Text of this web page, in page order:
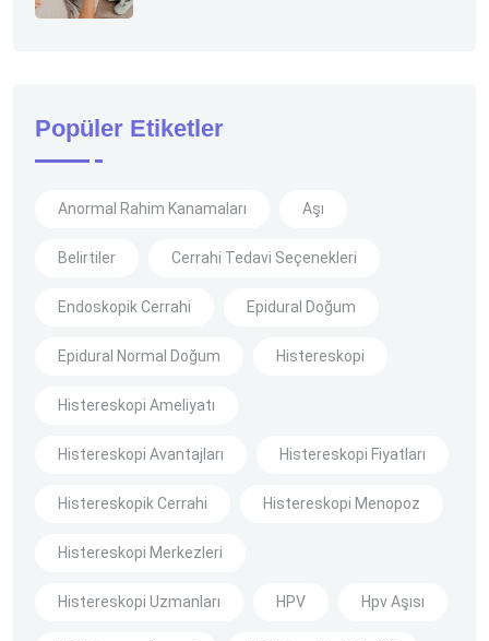
Popüler Etiketler
Anormal Rahim Kanamaları Aşı
Belirtiler Cerrahi Tedavi Seçenekleri
Endoskopik Cerrahi Epidural Doğum
Epidural Normal Doğum Histereskopi
Histereskopi Ameliyatı
Histereskopi Avantajları Histereskopi Fiyatları
Histereskopik Cerrahi Histereskopi Menopoz
Histereskopi Merkezleri
Histereskopi Uzmanları HPV Hpv Aşısı